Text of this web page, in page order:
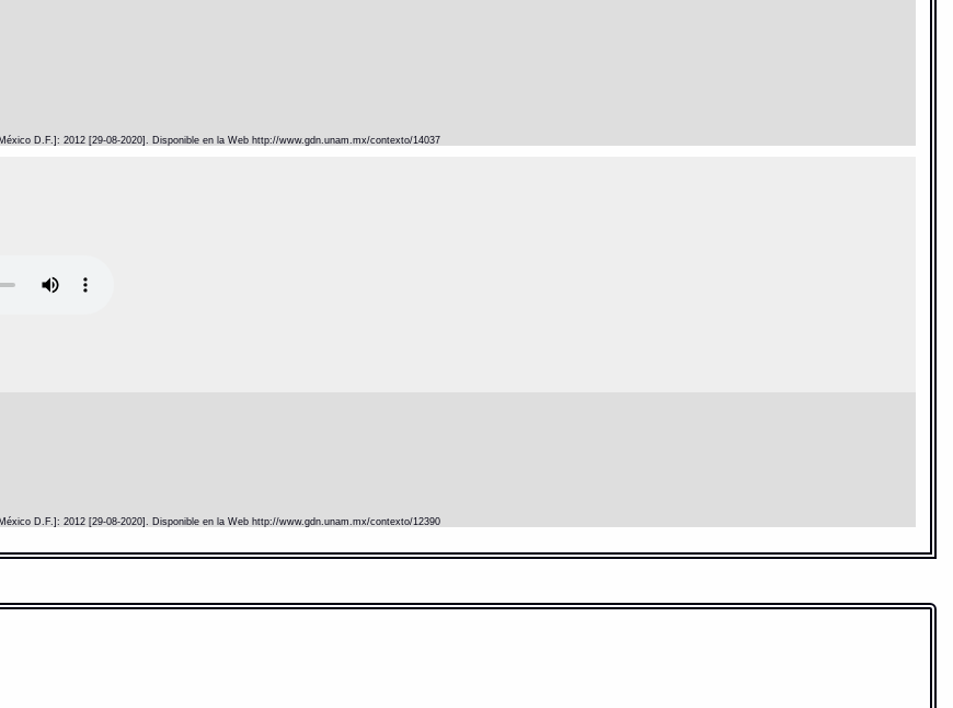
D.F.]: 2012 [29-08-2020]. Disponible en la Web http://www.gdn.unam.mx/contexto/14037
D.F.]: 2012 [29-08-2020]. Disponible en la Web http://www.gdn.unam.mx/contexto/12390